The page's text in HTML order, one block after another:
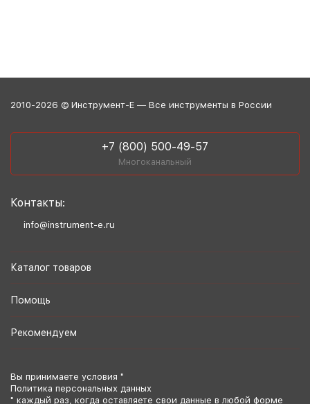
2010-2026 © Инструмент-Е — Все инструменты в России
+7 (800) 500-49-57
Многоканальный
Контакты:
info@instrument-e.ru
Каталог товаров
Помощь
Рекомендуем
Вы принимаете условия "
Политика персональных данных
" каждый раз, когда оставляете свои данные в любой форме